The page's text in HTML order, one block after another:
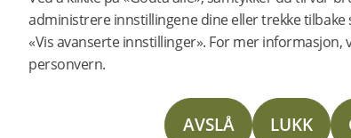
administrere innstillingene dine eller trekke tilbake
«Vis avanserte innstillinger». For mer
personvern.
AVSLÅ LUKK
som
planken som er synlig øverst i pakken. Før
med artikkelnummeret og produktnavnet
Hvis noe ikke stemmer, vennligst kontakt